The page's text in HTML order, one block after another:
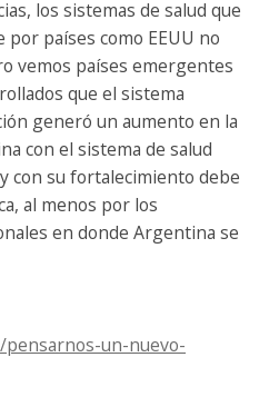
los sistemas de salud que
países como EEUU no
vemos países emergentes
que el sistema
generó un aumento en la
con el sistema de salud
con su fortalecimiento debe
al menos por los
en donde Argentina se
un-nuevo-